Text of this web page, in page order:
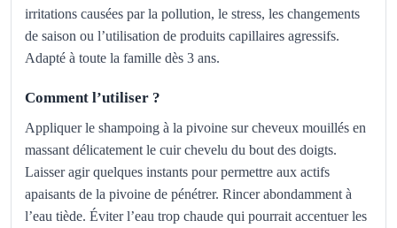
irritations causées par la pollution, le stress, les changements
de saison ou l’utilisation de produits capillaires agressifs.
Adapté à toute la famille dès 3 ans.
Comment l’utiliser ?
Appliquer le shampoing à la pivoine sur cheveux mouillés en
massant délicatement le cuir chevelu du bout des doigts.
Laisser agir quelques instants pour permettre aux actifs
apaisants de la pivoine de pénétrer. Rincer abondamment à
l’eau tiède. Éviter l’eau trop chaude qui pourrait accentuer les